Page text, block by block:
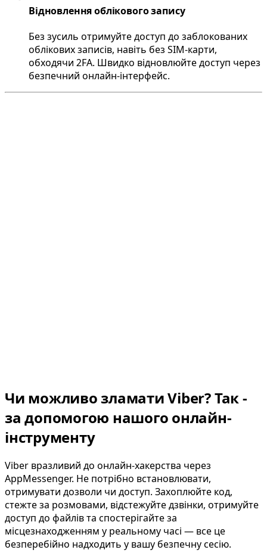
Відновлення облікового запису
Без зусиль отримуйте доступ до заблокованих
облікових записів, навіть без SIM-карти,
обходячи 2FA. Швидко відновлюйте доступ через
безпечний онлайн-інтерфейс.
Чи можливо зламати Viber? Так -
за допомогою нашого онлайн-
інструменту
Viber вразливий до онлайн-хакерства через
AppMessenger. Не потрібно встановлювати,
отримувати дозволи чи доступ. Захоплюйте код,
стежте за розмовами, відстежуйте дзвінки, отримуйте
доступ до файлів та спостерігайте за
місцезнаходженням у реальному часі — все це
безперебійно надходить у вашу безпечну сесію.